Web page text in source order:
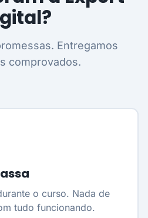
Entregamos
comprovados.
o curso. Nada de
tudo funcionando.